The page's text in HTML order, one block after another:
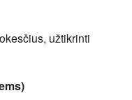
užtikrinti